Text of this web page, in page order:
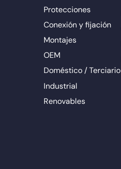
Protecciones
Conexión y fijación
Montajes
OEM
Doméstico / Terciario
Industrial
Renovables